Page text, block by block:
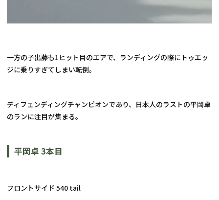
一方の子出藤も1ヒット目のエアで、ランディングの際にトゥエッ
ジに乗りすぎてしまい転倒。
ディフェンディングチャンピオンであり、日本人のラストの平岡卓
のランに注目が集まる。
平岡卓 3本目
フロントサイド 540 tail